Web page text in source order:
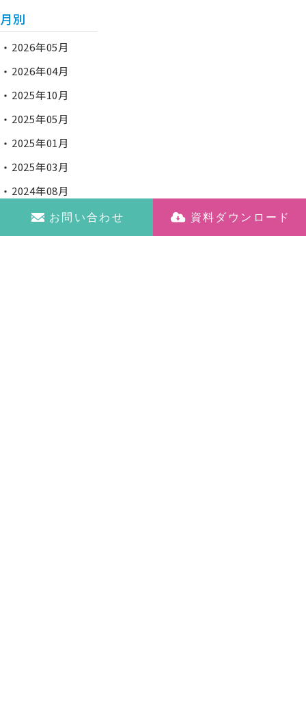
お問い合わせ 資料ダウンロード
月別
2026年05月
2026年04月
2025年10月
2025年05月
2025年01月
2025年03月
2024年08月
2024年09月